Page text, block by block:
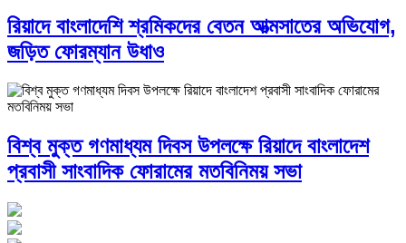
রিয়াদে বাংলাদেশি শ্রমিকদের বেতন আত্মসাতের অভিযোগ,
জড়িত ফোরম্যান উধাও
বিশ্ব মুক্ত গণমাধ্যম দিবস উপলক্ষে রিয়াদে বাংলাদেশ
প্রবাসী সাংবাদিক ফোরামের মতবিনিময় সভা